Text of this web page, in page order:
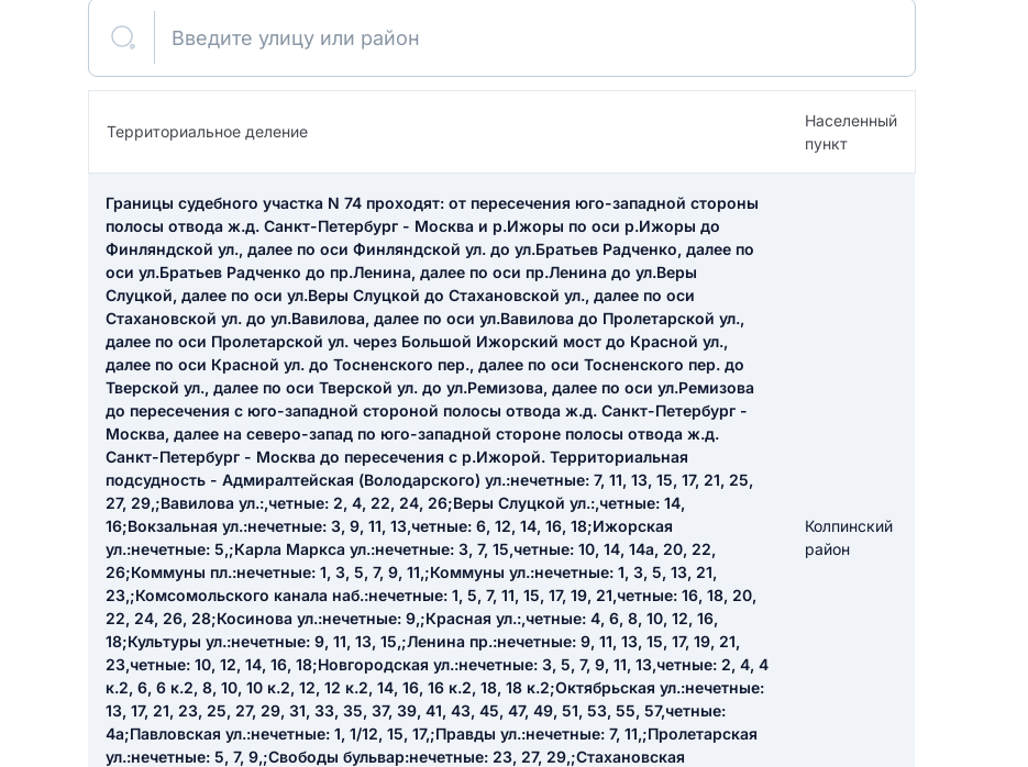
Введите улицу или район
Территориальное деление
Населенный
пункт
Границы судебного участка N 74 проходят: от пересечения юго-западной стороны
полосы отвода ж.д. Санкт-Петербург - Москва и р.Ижоры по оси р.Ижоры до
Финляндской ул., далее по оси Финляндской ул. до ул.Братьев Радченко, далее по
оси ул.Братьев Радченко до пр.Ленина, далее по оси пр.Ленина до ул.Веры
Слуцкой, далее по оси ул.Веры Слуцкой до Стахановской ул., далее по оси
Стахановской ул. до ул.Вавилова, далее по оси ул.Вавилова до Пролетарской ул.,
далее по оси Пролетарской ул. через Большой Ижорский мост до Красной ул.,
далее по оси Красной ул. до Тосненского пер., далее по оси Тосненского пер. до
Тверской ул., далее по оси Тверской ул. до ул.Ремизова, далее по оси ул.Ремизова
до пересечения с юго-западной стороной полосы отвода ж.д. Санкт-Петербург -
Москва, далее на северо-запад по юго-западной стороне полосы отвода ж.д.
Санкт-Петербург - Москва до пересечения с р.Ижорой. Территориальная
подсудность - Адмиралтейская (Володарского) ул.:нечетные: 7, 11, 13, 15, 17, 21, 25,
27, 29,;Вавилова ул.:,четные: 2, 4, 22, 24, 26;Веры Слуцкой ул.:,четные: 14,
16;Вокзальная ул.:нечетные: 3, 9, 11, 13,четные: 6, 12, 14, 16, 18;Ижорская
ул.:нечетные: 5,;Карла Маркса ул.:нечетные: 3, 7, 15,четные: 10, 14, 14а, 20, 22,
26;Коммуны пл.:нечетные: 1, 3, 5, 7, 9, 11,;Коммуны ул.:нечетные: 1, 3, 5, 13, 21,
23,;Комсомольского канала наб.:нечетные: 1, 5, 7, 11, 15, 17, 19, 21,четные: 16, 18, 20,
22, 24, 26, 28;Косинова ул.:нечетные: 9,;Красная ул.:,четные: 4, 6, 8, 10, 12, 16,
18;Культуры ул.:нечетные: 9, 11, 13, 15,;Ленина пр.:нечетные: 9, 11, 13, 15, 17, 19, 21,
23,четные: 10, 12, 14, 16, 18;Новгородская ул.:нечетные: 3, 5, 7, 9, 11, 13,четные: 2, 4, 4
к.2, 6, 6 к.2, 8, 10, 10 к.2, 12, 12 к.2, 14, 16, 16 к.2, 18, 18 к.2;Октябрьская ул.:нечетные:
13, 17, 21, 23, 25, 27, 29, 31, 33, 35, 37, 39, 41, 43, 45, 47, 49, 51, 53, 55, 57,четные:
4а;Павловская ул.:нечетные: 1, 1/12, 15, 17,;Правды ул.:нечетные: 7, 11,;Пролетарская
ул.:нечетные: 5, 7, 9,;Свободы бульвар:нечетные: 23, 27, 29,;Стахановская
Колпинский
район
Как вы оцените судебный
участок?
разрешить публикацию отзыва
ОСТАВИТЬ ОТЗЫВ
Введите свой номер телефона
Ответ на отзыв
разрешить публикацию отзыва
ОСТАВИТЬ ОТЗЫВ
Название населенного пункта
НАЙТИ МЕНЯ
СОХРАНИТЬ